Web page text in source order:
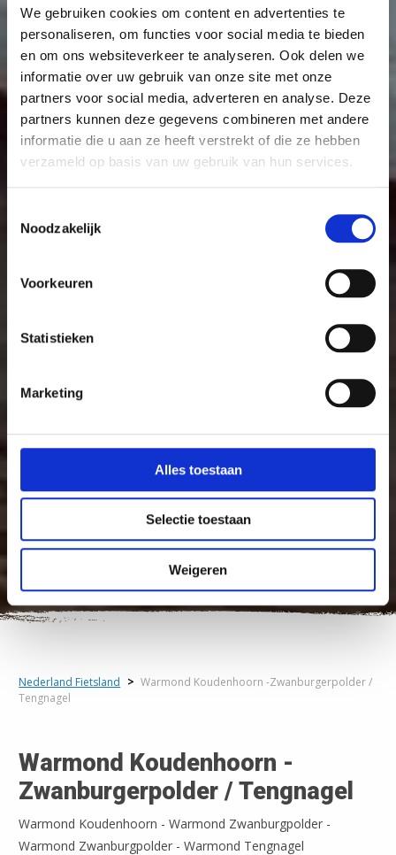
We gebruiken cookies om content en advertenties te
personaliseren, om functies voor social media te bieden
en om ons websiteverkeer te analyseren. Ook delen we
informatie over uw gebruik van onze site met onze
partners voor social media, adverteren en analyse. Deze
partners kunnen deze gegevens combineren met andere
informatie die u aan ze heeft verstrekt of die ze hebben
verzameld op basis van uw gebruik van hun services.
Noodzakelijk
Voorkeuren
Statistieken
Marketing
Alles toestaan
Selectie toestaan
Weigeren
Nederland Fietsland > Warmond Koudenhoorn -Zwanburgerpolder /
Tengnagel
Warmond Koudenhoorn -
Zwanburgerpolder / Tengnagel
Warmond Koudenhoorn - Warmond Zwanburgpolder -
Warmond Zwanburgpolder - Warmond Tengnagel